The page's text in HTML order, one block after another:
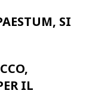
SI
IL